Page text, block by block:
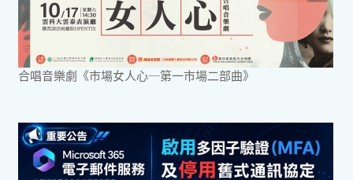
合唱音樂劇《市場女人心─第一市場二部曲》